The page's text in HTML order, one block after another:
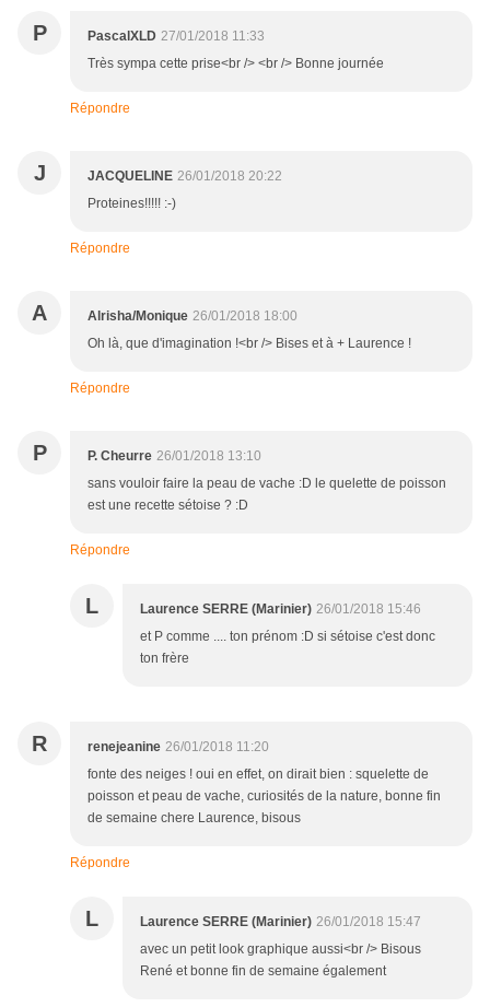
P PascalXLD 27/01/2018 11:33
Très sympa cette prise<br /> <br /> Bonne journée
Répondre
J JACQUELINE 26/01/2018 20:22
Proteines!!!!! :-)
Répondre
A Alrisha/Monique 26/01/2018 18:00
Oh là, que d'imagination !<br /> Bises et à + Laurence !
Répondre
P P. Cheurre 26/01/2018 13:10
sans vouloir faire la peau de vache :D le quelette de poisson
est une recette sétoise ? :D
Répondre
L Laurence SERRE (Marinier) 26/01/2018 15:46
et P comme .... ton prénom :D si sétoise c'est donc
ton frère
R renejeanine 26/01/2018 11:20
fonte des neiges ! oui en effet, on dirait bien : squelette de
poisson et peau de vache, curiosités de la nature, bonne fin
de semaine chere Laurence, bisous
Répondre
L Laurence SERRE (Marinier) 26/01/2018 15:47
avec un petit look graphique aussi<br /> Bisous
René et bonne fin de semaine également